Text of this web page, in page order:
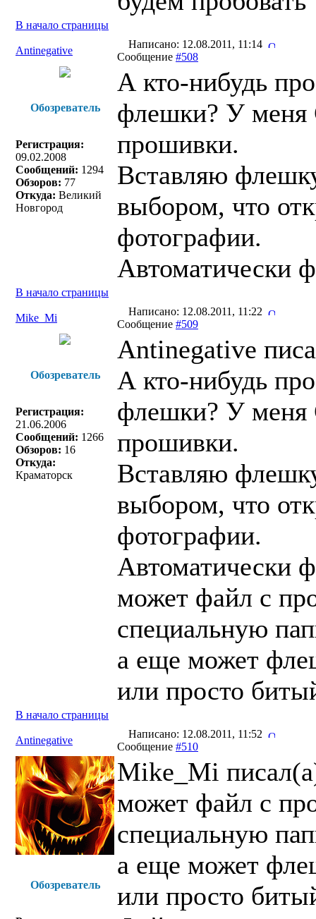
В начало страницы
Antinegative
Написано: 12.08.2011, 11:14
Сообщение #508
Обозреватель
Регистрация:
09.02.2008
Сообщений: 1294
Обзоров: 77
Откуда: Великий
Новгород
А кто-нибудь
флешки? У меня
прошивки.
Вставляю
выбором, что
фотографии.
Автоматически
В начало страницы
Mike_Mi
Написано: 12.08.2011, 11:22
Сообщение #509
Обозреватель
Регистрация:
21.06.2006
Сообщений: 1266
Обзоров: 16
Откуда:
Краматорск
Antinegative
А кто-нибудь
флешки? У меня
прошивки.
Вставляю
выбором, что
фотографии.
Автоматически
может файл с
специальную
а еще может
или просто
В начало страницы
Antinegative
Написано: 12.08.2011, 11:52
Сообщение #510
Обозреватель
Mike_Mi
может файл с
специальную
а еще может
или просто